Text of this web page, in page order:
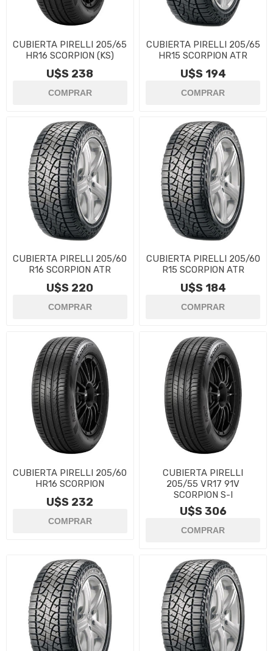
CUBIERTA PIRELLI 205/65
HR16 SCORPION (KS)
U$S 238
CUBIERTA PIRELLI 205/65
HR15 SCORPION ATR
U$S 194
CUBIERTA PIRELLI 205/60
R16 SCORPION ATR
U$S 220
CUBIERTA PIRELLI 205/60
R15 SCORPION ATR
U$S 184
CUBIERTA PIRELLI 205/60
HR16 SCORPION
U$S 232
CUBIERTA PIRELLI
205/55 VR17 91V
SCORPION S-I
U$S 306